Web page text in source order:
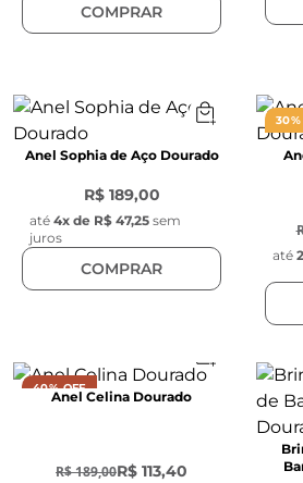
COMPRAR
Anel Sophia de Aço Dourado
R$ 189,00
até 4x de R$ 47,25 sem
juros
COMPRAR
30%
até 2
40% OFF
Anel Celina Dourado
R$ 189,00R$ 113,40